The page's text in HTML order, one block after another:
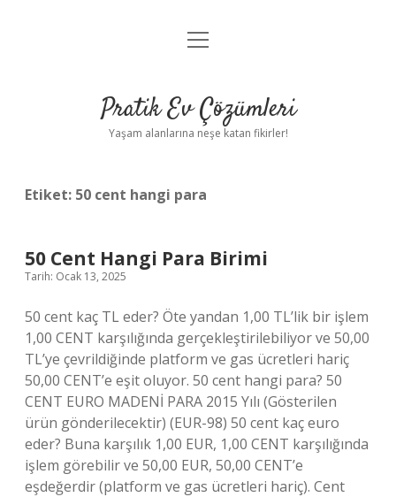
Anasayfa
Yasal Uyarı
menüyü
Pratik Ev Çözümleri
Yaşam alanlarına neşe katan fikirler!
Etiket: 50 cent hangi para
50 Cent Hangi Para Birimi
Tarih: Ocak 13, 2025
50 cent kaç TL eder? Öte yandan 1,00 TL’lik bir işlem
1,00 CENT karşılığında gerçekleştirilebiliyor ve 50,00
TL’ye çevrildiğinde platform ve gas ücretleri hariç
50,00 CENT’e eşit oluyor. 50 cent hangi para? 50
CENT EURO MADENİ PARA 2015 Yılı (Gösterilen
ürün gönderilecektir) (EUR-98) 50 cent kaç euro
eder? Buna karşılık 1,00 EUR, 1,00 CENT karşılığında
işlem görebilir ve 50,00 EUR, 50,00 CENT’e
eşdeğerdir (platform ve gas ücretleri hariç). Cent